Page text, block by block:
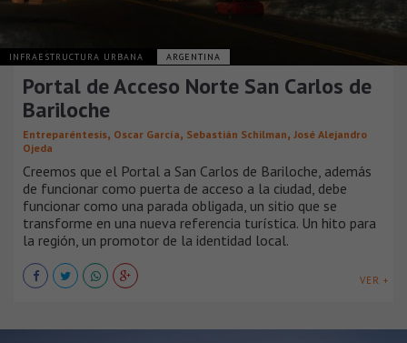
INFRAESTRUCTURA URBANA ARGENTINA
Portal de Acceso Norte San Carlos de
Bariloche
Entreparéntesis, Oscar García, Sebastián Schilman, José Alejandro
Ojeda
Creemos que el Portal a San Carlos de Bariloche, además
de funcionar como puerta de acceso a la ciudad, debe
funcionar como una parada obligada, un sitio que se
transforme en una nueva referencia turística. Un hito para
la región, un promotor de la identidad local.
VER +